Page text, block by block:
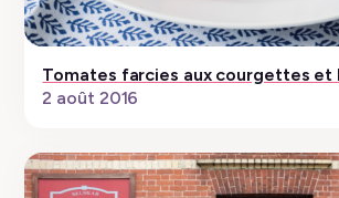
Tomates farcies aux courgettes et
2 août 2016